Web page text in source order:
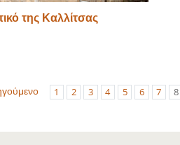
της Καλλίτσας
1 2 3 4 5 6 7 8